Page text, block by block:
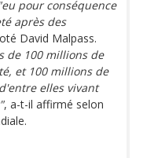
"eu pour conséquence
après des
David Malpass.
de 100 millions de
et 100 millions de
elles vivant
, a-t-il affirmé selon